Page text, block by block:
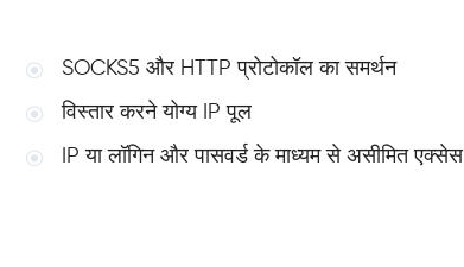
SOCKS5 और HTTP प्रोटोकॉल का समर्थन
विस्तार करने योग्य IP पूल
IP या लॉगिन और पासवर्ड के माध्यम से असीमित एक्सेस